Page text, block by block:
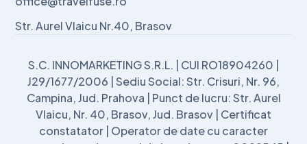
Str. Aurel Vlaicu Nr.40, Brasov
S.C. INNOMARKETING S.R.L. | CUI RO18904260 |
J29/1677/2006 | Sediu Social: Str. Crisuri, Nr. 96,
Campina, Jud. Prahova | Punct de lucru: Str. Aurel
Vlaicu, Nr. 40, Brasov, Jud. Brasov | Certificat
constatator | Operator de date cu caracter